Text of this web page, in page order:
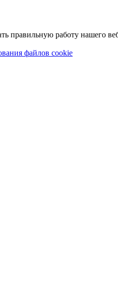
правильную работу нашего
файлов cookie